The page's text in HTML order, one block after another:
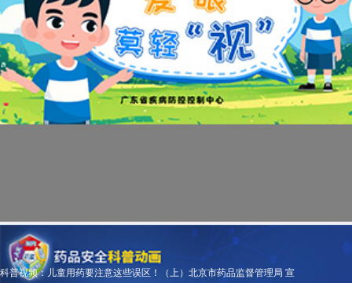
科普视频：儿童用药要注意这些误区！（上）北京市药品监督管理局 宣